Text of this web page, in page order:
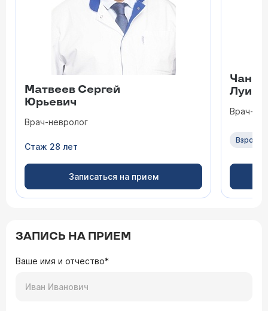
Матвеев Сергей
Юрьевич
Врач-невролог
Стаж 28 лет
Записаться на прием
Чанг
Врач-
ЗАПИСЬ НА ПРИЕМ
Ваше имя и отчество*